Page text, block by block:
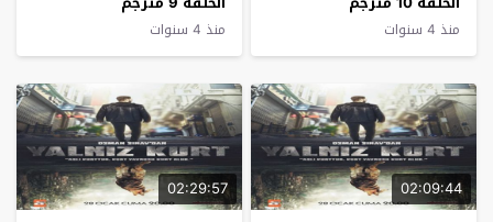
منذ 4 سنوات منذ 4 سنوات
02:09:44
02:29:57